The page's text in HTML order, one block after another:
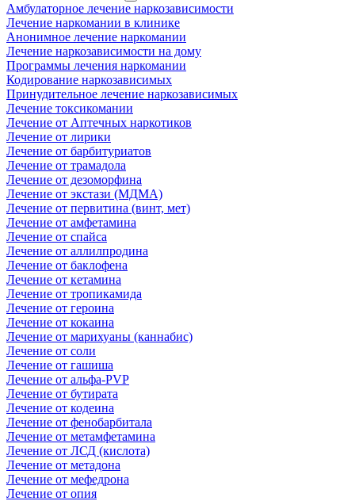
Амбулаторное лечение наркозависимости
Лечение наркомании в клинике
Анонимное лечение наркомании
Лечение наркозависимости на дому
Программы лечения наркомании
Кодирование наркозависимых
Принудительное лечение наркозависимых
Лечение токсикомании
Лечение от Аптечных наркотиков
Лечение от лирики
Лечение от барбитуриатов
Лечение от трамадола
Лечение от дезоморфина
Лечение от экстази (МДМА)
Лечение от первитина (винт, мет)
Лечение от амфетамина
Лечение от спайса
Лечение от аллилпродина
Лечение от баклофена
Лечение от кетамина
Лечение от тропикамида
Лечение от героина
Лечение от кокаина
Лечение от марихуаны (каннабис)
Лечение от соли
Лечение от гашиша
Лечение от альфа-PVP
Лечение от бутирата
Лечение от кодеина
Лечение от фенобарбитала
Лечение от метамфетамина
Лечение от ЛСД (кислота)
Лечение от метадона
Лечение от мефедрона
Лечение от опия